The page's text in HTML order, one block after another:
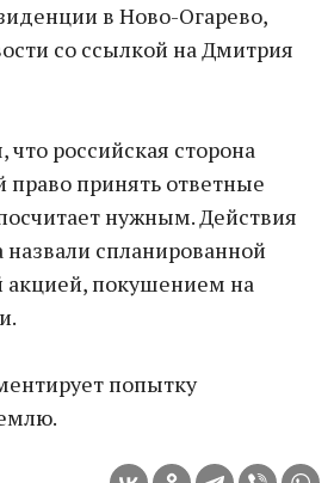
в Ново-Огарево,
со ссылкой на Дмитрия
российская сторона
право принять ответные
нужным. Действия
спланированной
акцией, покушением на
попытку